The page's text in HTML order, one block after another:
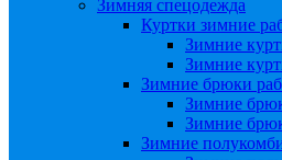
Зимняя спецодежда
Куртки зимние
Зимние
Зимние
Зимние брюки
Зимние
Зимние
Зимние